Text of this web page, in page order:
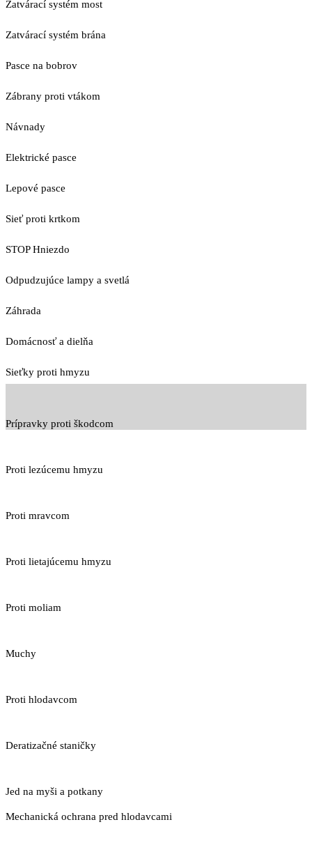
Zatvárací systém most
Zatvárací systém brána
Pasce na bobrov
Zábrany proti vtákom
Návnady
Elektrické pasce
Lepové pasce
Sieť proti krtkom
STOP Hniezdo
Odpudzujúce lampy a svetlá
Záhrada
Domácnosť a dielňa
Sieťky proti hmyzu
Prípravky proti škodcom
Proti lezúcemu hmyzu
Proti mravcom
Proti lietajúcemu hmyzu
Proti moliam
Muchy
Proti hlodavcom
Deratizačné staničky
Jed na myši a potkany
Mechanická ochrana pred hlodavcami